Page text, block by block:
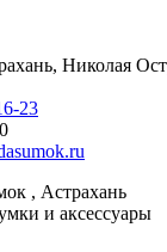
Николая
23
, Астрахань
и аксессуары